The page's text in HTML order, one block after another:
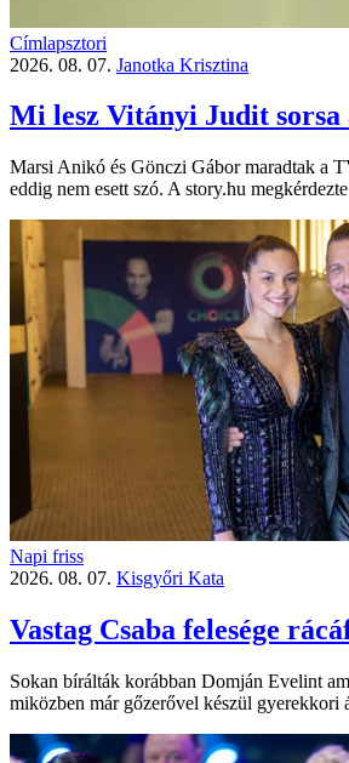
Címlapsztori
2026. 08. 07. Janotka Krisztina
Mi lesz Vitányi Judit sorsa
Marsi Anikó és Gönczi Gábor maradtak a
eddig nem esett szó. A story.hu
Napi friss
2026. 08. 07. Kisgyőri Kata
Vastag Csaba felesége
Sokan bírálták korábban Domján Evelint
miközben már gőzerővel készül gyerekkori